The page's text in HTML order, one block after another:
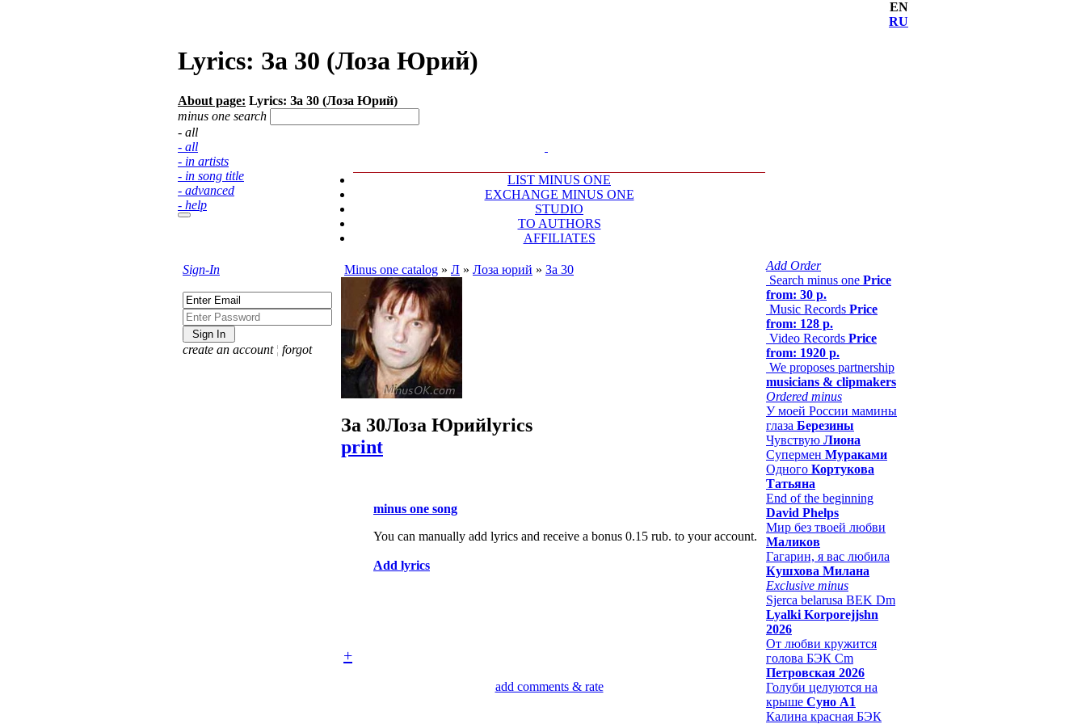
EN
RU
Lyrics: За 30 (Лоза Юрий)
About page: Lyrics: За 30 (Лоза Юрий)
minus one search
- all
- all
- in artists
- in song title
- advanced
- help
LIST MINUS ONE
EXCHANGE MINUS ONE
STUDIO
TO AUTHORS
AFFILIATES
Sign-In
create an account ¦ forgot
Minus one catalog » Л » Лоза юрий » За 30
За 30Лоза Юрийlyrics
print
minus one song
You can manually add lyrics and receive a bonus 0.15 rub. to your account.
Add lyrics
+
add comments & rate
Add Order
Search minus one Price
from: 30 р.
Music Records Price
from: 128 р.
Video Records Price
from: 1920 р.
We proposes partnership
musicians & clipmakers
Ordered minus
У моей России мамины
глаза Березины
Чувствую Лиона
Супермен Мураками
Одного Кортукова
Татьяна
End of the beginning
David Phelps
Мир без твоей любви
Маликов
Гагарин, я вас любила
Кушхова Милана
Exclusive minus
Sjerca belarusa BEK Dm
Lyalki Korporejjshn
2026
От любви кружится
голова БЭК Cm
Петровская 2026
Голуби целуются на
крыше Суно А1
Калина красная БЭК